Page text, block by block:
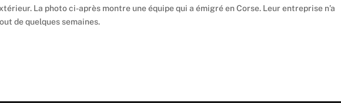
La photo ci-après montre une équipe qui a émigré en Corse. Leur entreprise n’a
de quelques semaines.